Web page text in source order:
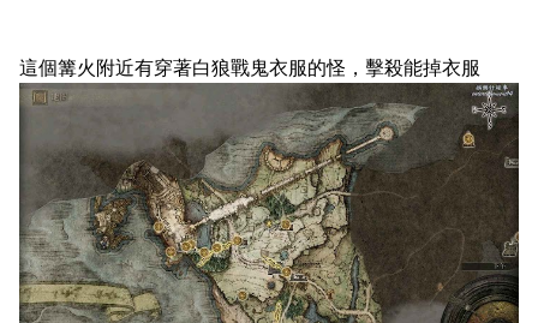
這個篝火附近有穿著白狼戰鬼衣服的怪，擊殺能掉衣服